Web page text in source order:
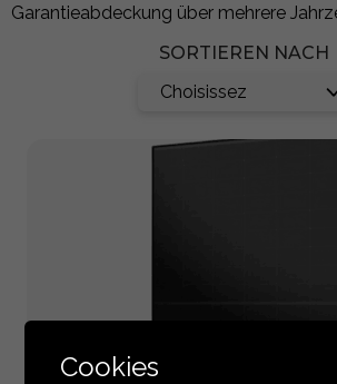
Garantieabdeckung über mehrere
SORTIEREN NACH
Cookies